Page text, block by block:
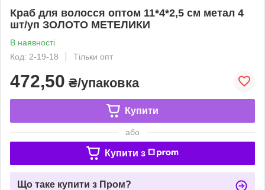
Краб для волосся оптом 11*4*2,5 см метал 4
шт/уп ЗОЛОТО МЕТЕЛИКИ
В наявності
Код: 2-19-18
Тільки опт
472,50 ₴/упаковка
Купити
або
Купити з
Що таке купити з Пром?